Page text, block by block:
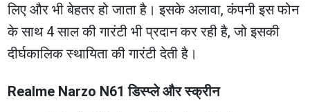
लिए और भी बेहतर हो जाता है। इसके अलावा, कंपनी इस फोन
के साथ 4 साल की गारंटी भी प्रदान कर रही है, जो इसकी
दीर्घकालिक स्थायिता की गारंटी देती है।
Realme Narzo N61 डिस्प्ले और स्क्रीन